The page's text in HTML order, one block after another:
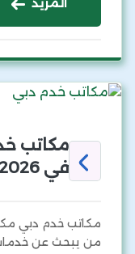
المزيد
في 2026
مكاتب خدم دبي
من يبحث عن